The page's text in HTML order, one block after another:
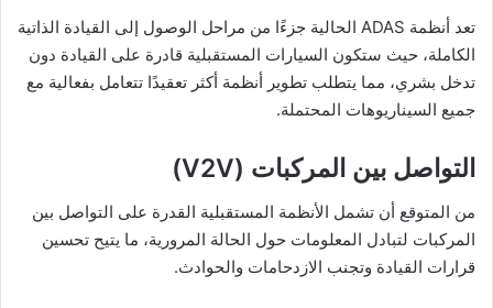
تعد أنظمة ADAS الحالية جزءًا من مراحل الوصول إلى القيادة الذاتية
الكاملة، حيث ستكون السيارات المستقبلية قادرة على القيادة دون
تدخل بشري، مما يتطلب تطوير أنظمة أكثر تعقيدًا تتعامل بفعالية مع
جميع السيناريوهات المحتملة.
التواصل بين المركبات (V2V)
من المتوقع أن تشمل الأنظمة المستقبلية القدرة على التواصل بين
المركبات لتبادل المعلومات حول الحالة المرورية، ما يتيح تحسين
قرارات القيادة وتجنب الازدحامات والحوادث.